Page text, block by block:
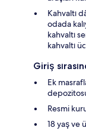
Kahvaltı
odada
kahvaltı
kahvaltı
Giriş
Ek
Resmi
18 yaş ve